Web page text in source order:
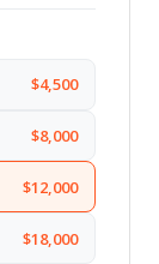
$4,500
$8,000
$12,000
$18,000